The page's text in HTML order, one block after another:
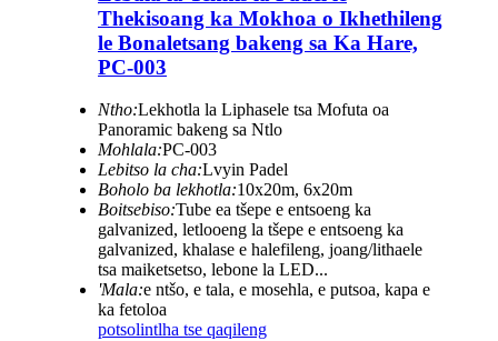
Thekisoang ka Mokhoa o Ikhethileng
le Bonaletsang bakeng sa Ka Hare,
PC-003
Ntho:Lekhotla la Liphasele tsa Mofuta oa
Panoramic bakeng sa Ntlo
Mohlala:PC-003
Lebitso la cha:Lvyin Padel
Boholo ba lekhotla:10x20m, 6x20m
Boitsebiso:Tube ea tšepe e entsoeng ka
galvanized, letlooeng la tšepe e entsoeng ka
galvanized, khalase e halefileng, joang/lithaele
tsa maiketsetso, lebone la LED...
'Mala:e ntšo, e tala, e mosehla, e putsoa, ​​​​kapa e
ka fetoloa
potsolintlha tse qaqileng